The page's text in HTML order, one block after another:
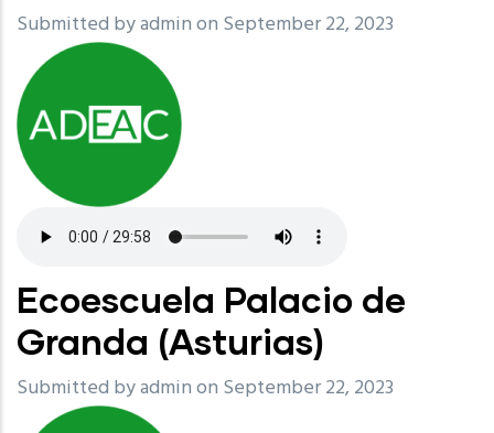
Submitted byadminon September 22, 2023
Ecoescuela Palacio de
Granda (Asturias)
Submitted byadminon September 22, 2023